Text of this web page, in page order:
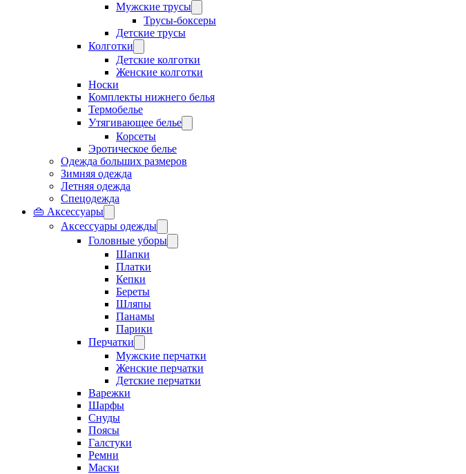
Мужские трусы
Трусы-боксеры
Детские трусы
Колготки
Детские колготки
Женские колготки
Носки
Комплекты нижнего белья
Термобелье
Утягивающее белье
Корсеты
Эротическое белье
Одежда больших размеров
Зимняя одежда
Летняя одежда
Спецодежда
👜 Аксессуары
Аксессуары одежды
Головные уборы
Шапки
Платки
Кепки
Береты
Шляпы
Панамы
Парики
Перчатки
Мужские перчатки
Женские перчатки
Детские перчатки
Варежки
Шарфы
Снуды
Поясы
Галстуки
Ремни
Маски